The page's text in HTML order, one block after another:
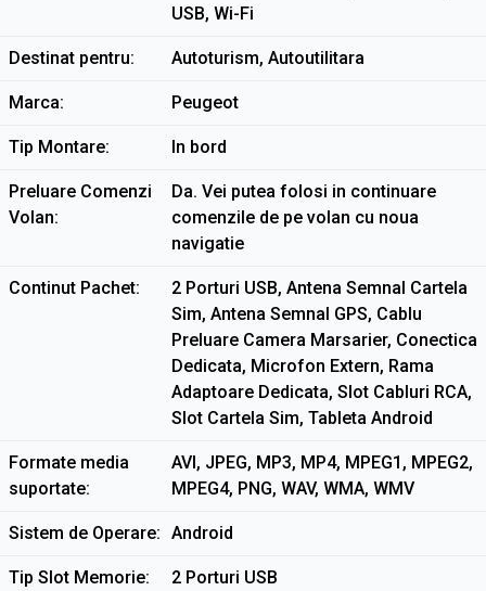
USB, Wi-Fi
Destinat pentru Autoturism, Autoutilitara
Marca Peugeot
Tip Montare In bord
Preluare Comenzi
Volan
Da. Vei putea folosi in continuare
comenzile de pe volan cu noua
navigatie
Continut Pachet
2 Porturi USB, Antena Semnal Cartela
Sim, Antena Semnal GPS, Cablu
Preluare Camera Marsarier, Conectica
Dedicata, Microfon Extern, Rama
Adaptoare Dedicata, Slot Cabluri RCA,
Slot Cartela Sim, Tableta Android
Formate media
suportate
AVI, JPEG, MP3, MP4, MPEG1, MPEG2,
MPEG4, PNG, WAV, WMA, WMV
Sistem de Operare Android
Tip Slot Memorie 2 Porturi USB